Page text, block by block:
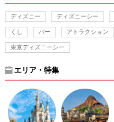
ディズニー ディズニーシー
くし バー アトラクション
東京ディズニーシー
エリア・特集